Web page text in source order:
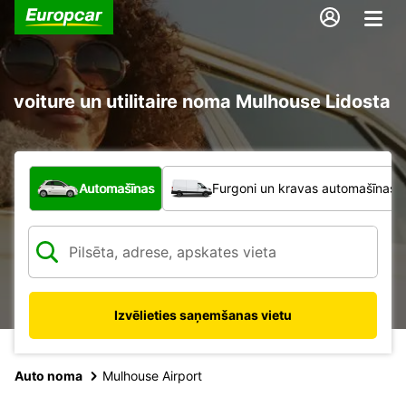
voiture un utilitaire noma Mulhouse Lidosta
Kāda veida transportlīdzeklis?
Automašīnas Furgoni un kravas automašīnas
Izvēlieties saņemšanas vietu
Auto noma Mulhouse Airport